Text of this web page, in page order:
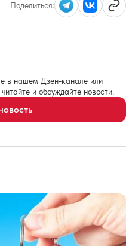
Поделиться:
в нашем Дзен-канале или
и обсуждайте новости.